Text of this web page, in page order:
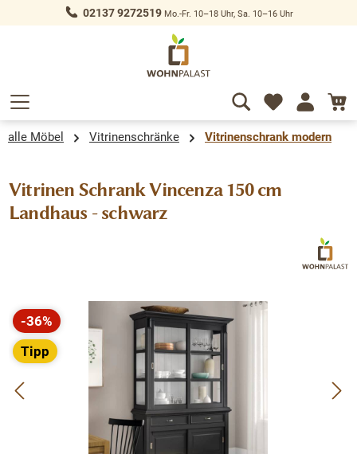
springen 02137 9272519Mo.-Fr. 10–18 Uhr, Sa. 10–16 Uhr
alle Möbel Vitrinenschränke Vitrinenschrank modern
Vitrinen Schrank Vincenza 150 cm
Landhaus - schwarz
Bildergalerie überspringen
-36%
Rabatt
Tipp